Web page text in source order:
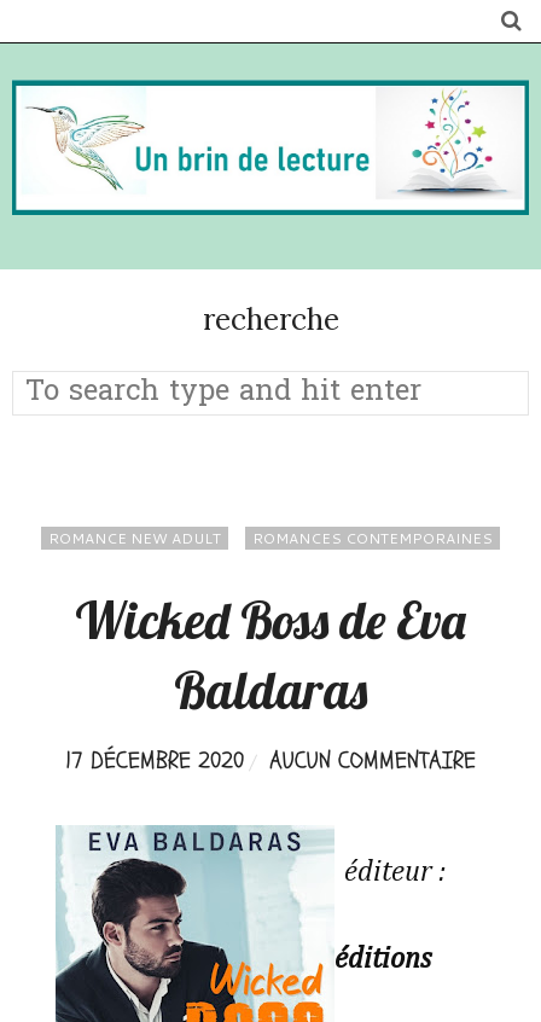
recherche
ROMANCE NEW ADULT ROMANCES CONTEMPORAINES
Wicked Boss de Eva
Baldaras
17 DÉCEMBRE 2020 AUCUN COMMENTAIRE
éditeur :
éditions